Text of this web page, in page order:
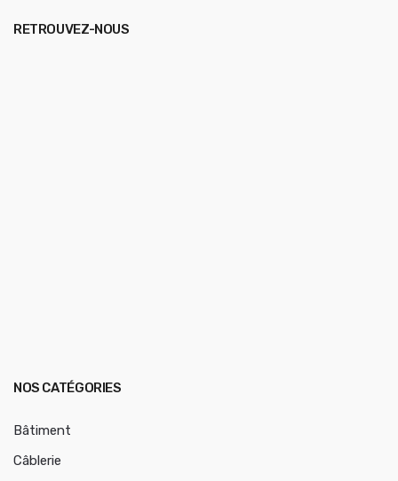
RETROUVEZ-NOUS
NOS CATÉGORIES
Bâtiment
Câblerie